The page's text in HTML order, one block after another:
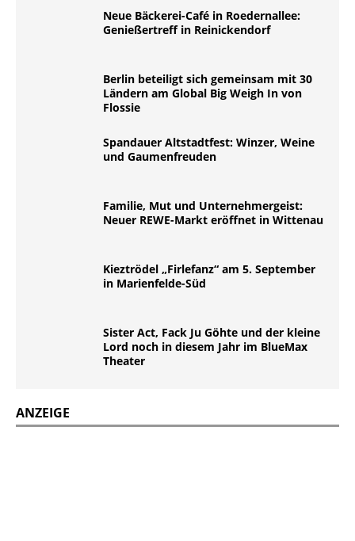
Neue Bäckerei-Café in Roedernallee:
Genießertreff in Reinickendorf
Berlin beteiligt sich gemeinsam mit 30
Ländern am Global Big Weigh In von
Flossie
Spandauer Altstadtfest: Winzer, Weine
und Gaumenfreuden
Familie, Mut und Unternehmergeist:
Neuer REWE-Markt eröffnet in Wittenau
Kieztrödel „Firlefanz“ am 5. September
in Marienfelde-Süd
Sister Act, Fack Ju Göhte und der kleine
Lord noch in diesem Jahr im BlueMax
Theater
ANZEIGE